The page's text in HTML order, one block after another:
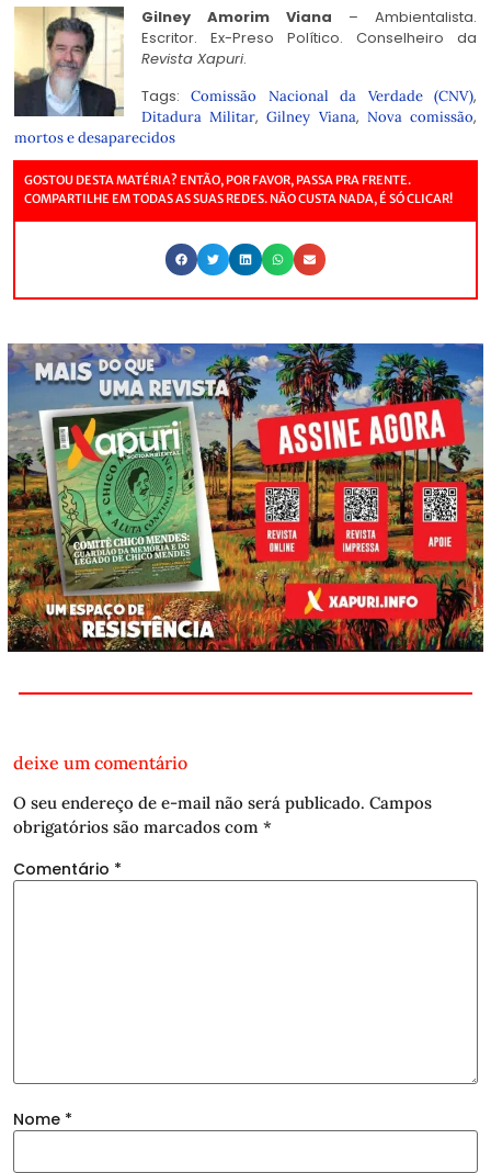
Gilney Amorim Viana – Ambientalista.
Escritor. Ex-Preso Político. Conselheiro da
Revista Xapuri.
Tags:Comissão Nacional da Verdade (CNV),
Ditadura Militar,Gilney Viana, Nova comissão,
mortos e desaparecidos
GOSTOU DESTA MATÉRIA? ENTÃO, POR FAVOR, PASSA PRA FRENTE.
COMPARTILHE EM TODAS AS SUAS REDES. NÃO CUSTA NADA, É SÓ CLICAR!
deixe um comentário
O seu endereço de e-mail não será publicado. Campos
obrigatórios são marcados com *
Comentário *
Nome *